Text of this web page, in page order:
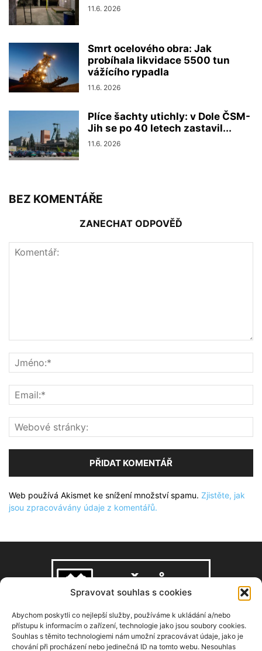
Spravovat souhlas s cookies
Abychom poskytli co nejlepší služby, používáme k ukládání a/nebo
přístupu k informacím o zařízení, technologie jako jsou soubory cookies.
Souhlas s těmito technologiemi nám umožní zpracovávat údaje, jako je
chování při procházení nebo jedinečná ID na tomto webu. Nesouhlas
11.6. 2026
Smrt ocelového obra: Jak
probíhala likvidace 5500 tun
vážícího rypadla
11.6. 2026
Plíce šachty utichly: v Dole ČSM-
Jih se po 40 letech zastavil...
11.6. 2026
BEZ KOMENTÁŘE
ZANECHAT ODPOVĚĎ
Web používá Akismet ke snížení množství spamu. Zjistěte, jak
jsou zpracovávány údaje z komentářů.
O NÁS